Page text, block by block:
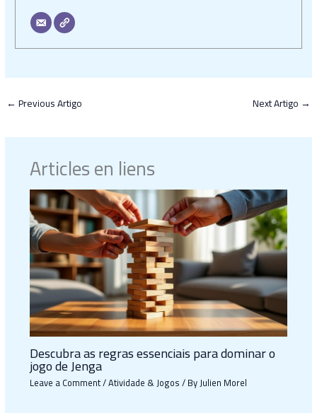
←Previous Artigo Next Artigo →
Articles en liens
Descubra as regras essenciais para dominar o
jogo de Jenga
Leave a Comment/Atividade & Jogos/ ByJulien Morel